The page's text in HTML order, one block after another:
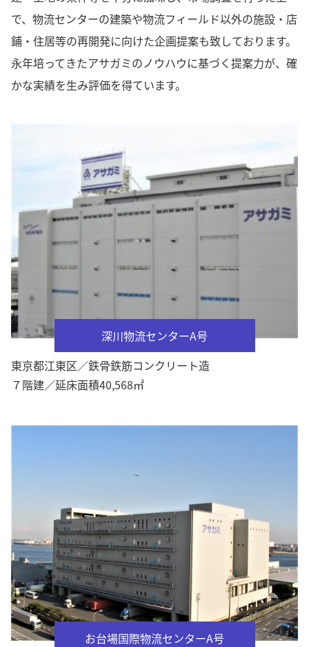
で、物流センターの建築や物流フィールド以外の施設・店
鋪・住居等の再開発に向けた企画提案も致しております。
永年培ってきたアサガミのノウハウに基づく提案力が、確
かな実績を生み評価を得ています。
深川物流センターA号
東京都江東区／鉄骨鉄筋コンクリート造
７階建／延床面積40,568㎡
お台場国際物流センターA号